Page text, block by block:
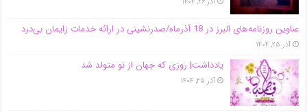
عناوین روزنامه‌های البرز در ‌18 آذرماه/صدرنشینی در ارائه خدمات زایمان بی‌درد
آذر ۲۵, ۱۴۰۴
یادداشت| روزی که جهان از نو متولد شد
آذر ۲۵, ۱۴۰۴